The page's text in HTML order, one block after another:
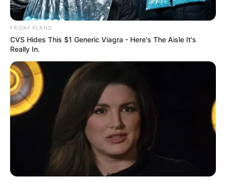
NT Επιμέλεια
Συντακτική Ομάδα
Δημοσίευση
04/04/2024, 16:22 · 4:22 ΜΜ
Τελευταία ενημέρωση
04/04/2024, 16:22 · 4:22 ΜΜ
Αθλητικά
Κοινοποίησε άρθρο
Προσθήκη το newstok.grστην Google
Ανακαλύψτε περισσότερα άρθρα στα αποτελέσματα
FRIDAY PLANS
CVS Hides This $1 Generic Viagra - Here's The Aisle It's
Really In.